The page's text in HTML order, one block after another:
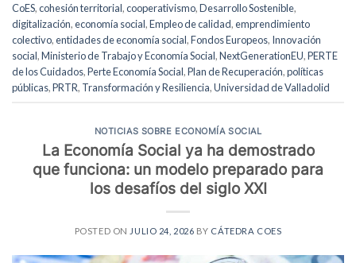
CoES,cohesión territorial,cooperativismo,Desarrollo Sostenible,
digitalización,economía social,Empleo de calidad,emprendimiento
colectivo,entidades de economía social,Fondos Europeos, Innovación
social,Ministerio de Trabajo y Economía Social,NextGenerationEU,PERTE
de los Cuidados,Perte Economía Social,Plan de Recuperación,políticas
públicas,PRTR, Transformación y Resiliencia,Universidad de Valladolid
NOTICIAS SOBRE ECONOMÍA SOCIAL
La Economía Social ya ha demostrado
que funciona: un modelo preparado para
los desafíos del siglo XXI
POSTED ON JULIO 24, 2026 BY CÁTEDRA COES